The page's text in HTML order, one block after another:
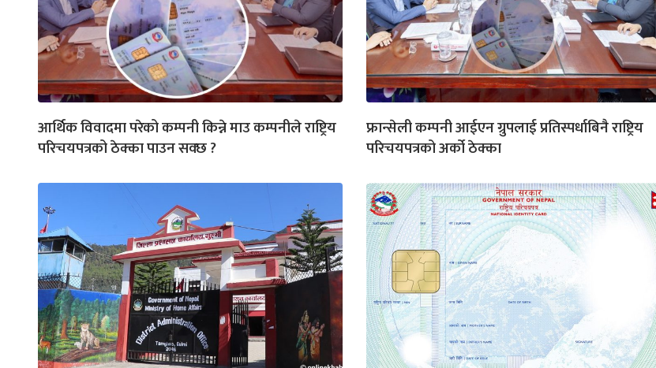
आर्थिक विवादमा परेको कम्पनी किन्ने माउ कम्पनीले राष्ट्रिय
परिचयपत्रको ठेक्का पाउन सक्छ ?
फ्रान्सेली कम्पनी आईएन ग्रुपलाई प्रतिस्पर्धाबिनै राष्ट्रिय
परिचयपत्रको अर्को ठेक्का